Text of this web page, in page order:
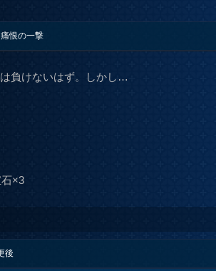
恨の一撃
負けないはず。しかし…
×3
後